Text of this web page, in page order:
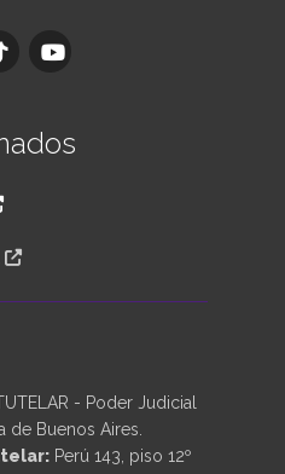
- Poder Judicial
de Buenos Aires.
Perú 143, piso 12º